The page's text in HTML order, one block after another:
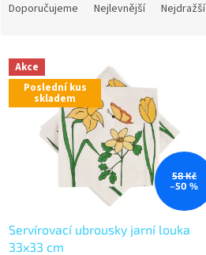
n
Doporučujeme Nejlevnější Nejdražší
V Akce
Poslední kus
skladem
58 Kč
–50 %
Servírovací ubrousky jarní louka
33x33 cm